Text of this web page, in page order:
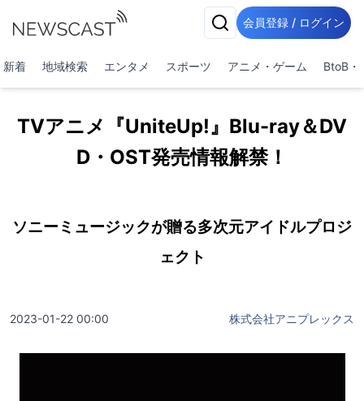
会員登録 / ログイン
新着 地域検索 エンタメ スポーツ アニメ・ゲーム BtoB・
TVアニメ『UniteUp!』Blu-ray＆DV
D・OST発売情報解禁！
ソニーミュージックが贈る多次元アイドルプロジ
ェクト
2023-01-22 00:00 株式会社アニプレックス